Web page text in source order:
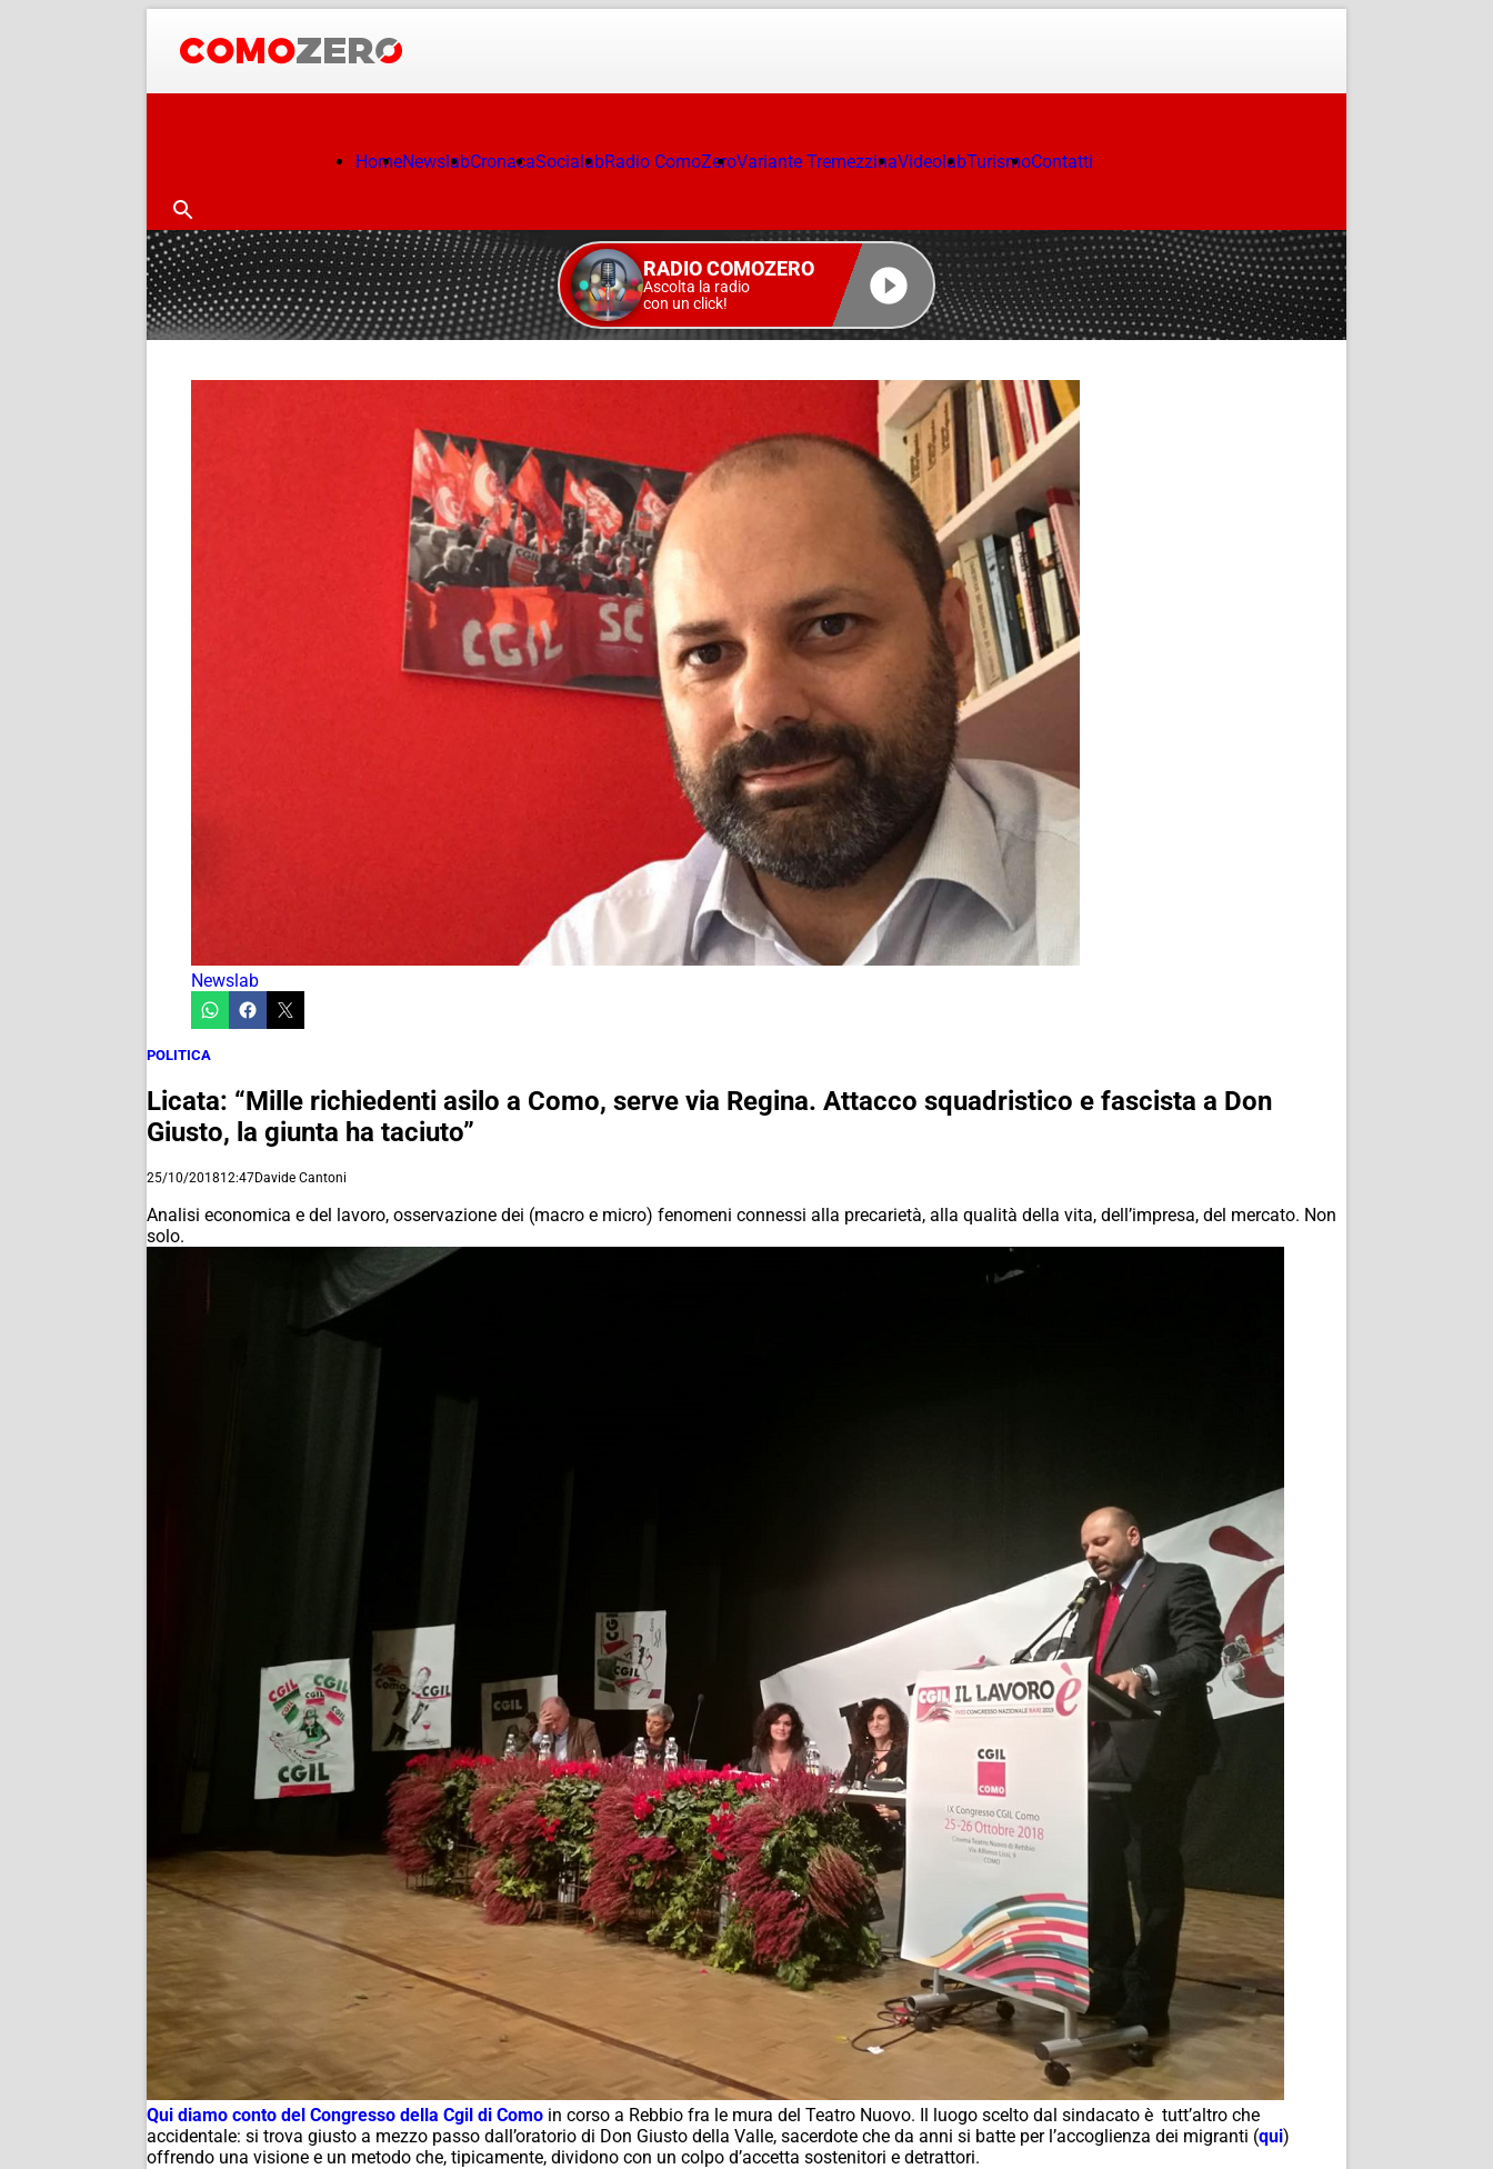
HomeNewslabCronacaSocialabRadio ComoZeroVariante TremezzinaVideolabTurismoContatti
RADIO COMOZERO
Ascolta la radio
con un click!
Newslab
POLITICA
Licata: “Mille richiedenti asilo a Como, serve via Regina. Attacco squadristico e fascista a Don
Giusto, la giunta ha taciuto”
25/10/201812:47Davide Cantoni
Analisi economica e del lavoro, osservazione dei (macro e micro) fenomeni connessi alla precarietà, alla qualità della vita, dell’impresa, del mercato. Non
solo.
Qui diamo conto del Congresso della Cgil di Como in corso a Rebbio fra le mura del Teatro Nuovo. Il luogo scelto dal sindacato è tutt’altro che
accidentale: si trova giusto a mezzo passo dall’oratorio di Don Giusto della Valle, sacerdote che da anni si batte per l’accoglienza dei migranti (qui)
offrendo una visione e un metodo che, tipicamente, dividono con un colpo d’accetta sostenitori e detrattori.